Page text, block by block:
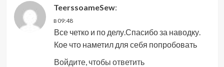
TeerssoameSew:
в 09:48
Все четко и по делу.Спасибо за наводку.
Кое что наметил для себя попробовать
Войдите, чтобы ответить